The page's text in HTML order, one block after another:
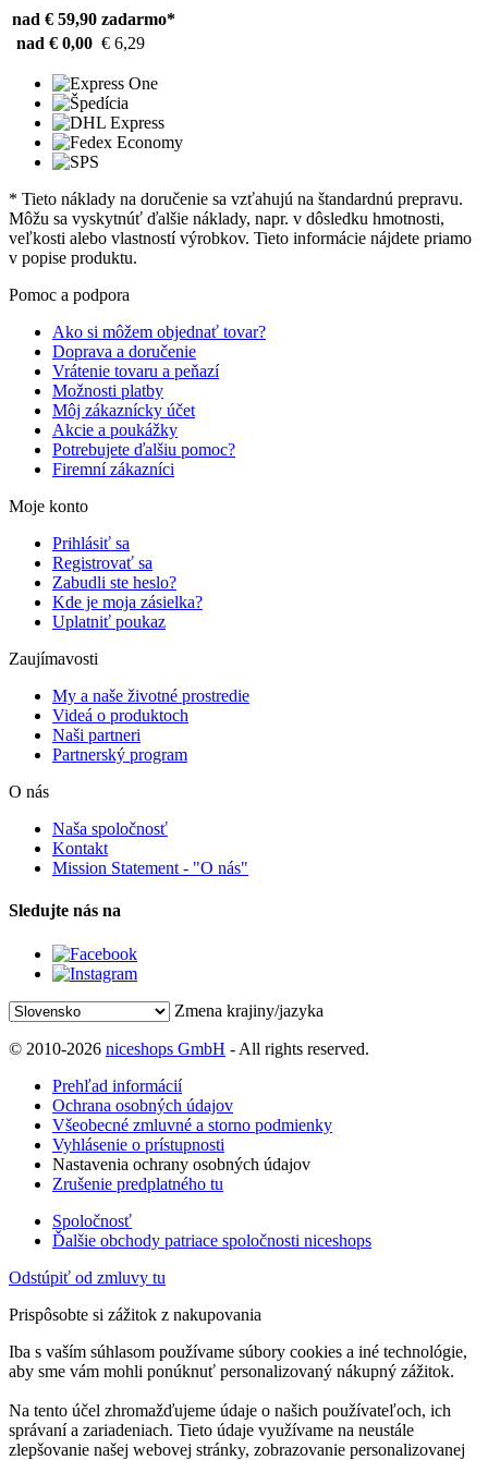
nad € 59,90 zadarmo*
nad € 0,00 € 6,29
* Tieto náklady na doručenie sa vzťahujú na štandardnú prepravu.
Môžu sa vyskytnúť ďalšie náklady, napr. v dôsledku hmotnosti,
veľkosti alebo vlastností výrobkov. Tieto informácie nájdete priamo
v popise produktu.
Pomoc a podpora
Ako si môžem objednať tovar?
Doprava a doručenie
Vrátenie tovaru a peňazí
Možnosti platby
Môj zákaznícky účet
Akcie a poukážky
Potrebujete ďalšiu pomoc?
Firemní zákazníci
Moje konto
Prihlásiť sa
Registrovať sa
Zabudli ste heslo?
Kde je moja zásielka?
Uplatniť poukaz
Zaujímavosti
My a naše životné prostredie
Videá o produktoch
Naši partneri
Partnerský program
O nás
Naša spoločnosť
Kontakt
Mission Statement - "O nás"
Sledujte nás na
Zmena krajiny/jazyka
© 2010-2026 niceshops GmbH - All rights reserved.
Prehľad informácií
Ochrana osobných údajov
Všeobecné zmluvné a storno podmienky
Vyhlásenie o prístupnosti
Nastavenia ochrany osobných údajov
Zrušenie predplatného tu
Spoločnosť
Ďalšie obchody patriace spoločnosti niceshops
Odstúpiť od zmluvy tu
Prispôsobte si zážitok z nakupovania
Iba s vaším súhlasom používame súbory cookies a iné technológie,
aby sme vám mohli ponúknuť personalizovaný nákupný zážitok.
Na tento účel zhromažďujeme údaje o našich používateľoch, ich
správaní a zariadeniach. Tieto údaje využívame na neustále
zlepšovanie našej webovej stránky, zobrazovanie personalizovanej